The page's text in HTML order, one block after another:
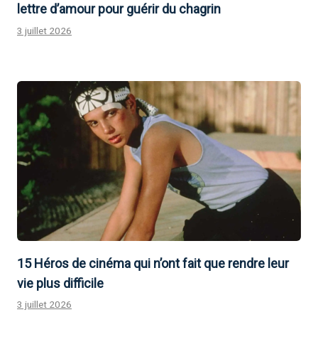
lettre d’amour pour guérir du chagrin
3 juillet 2026
15 Héros de cinéma qui n’ont fait que rendre leur
vie plus difficile
3 juillet 2026